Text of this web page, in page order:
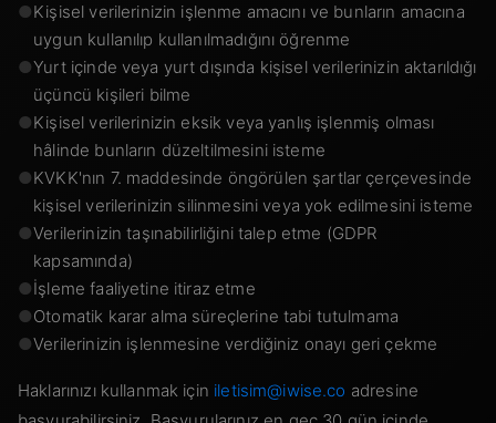
●Kişisel verilerinizin işlenme amacını ve bunların amacına
uygun kullanılıp kullanılmadığını öğrenme
●Yurt içinde veya yurt dışında kişisel verilerinizin aktarıldığı
üçüncü kişileri bilme
●Kişisel verilerinizin eksik veya yanlış işlenmiş olması
hâlinde bunların düzeltilmesini isteme
●KVKK'nın 7. maddesinde öngörülen şartlar çerçevesinde
kişisel verilerinizin silinmesini veya yok edilmesini isteme
●Verilerinizin taşınabilirliğini talep etme (GDPR
kapsamında)
●İşleme faaliyetine itiraz etme
●Otomatik karar alma süreçlerine tabi tutulmama
●Verilerinizin işlenmesine verdiğiniz onayı geri çekme
Haklarınızı kullanmak için iletisim@iwise.co adresine